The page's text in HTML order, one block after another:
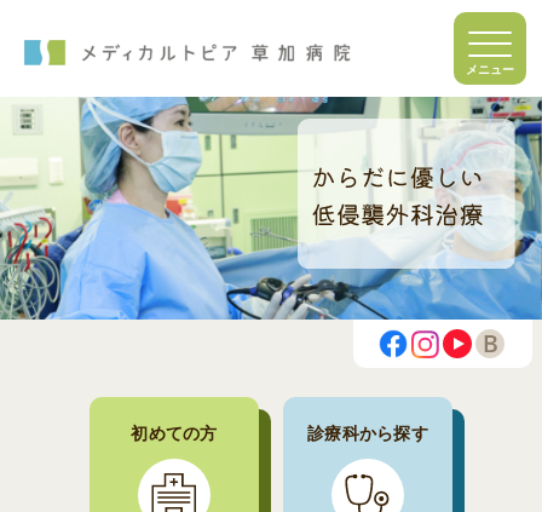
初めての方 診療科から探す